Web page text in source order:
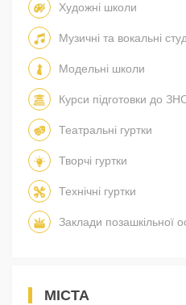
Художні школи
Музичні та вокальні
Модельні школи
Курси підготовки до
Театральні гуртки
Творчі гуртки
Технічні гуртки
Заклади позашкільної
МІСТА